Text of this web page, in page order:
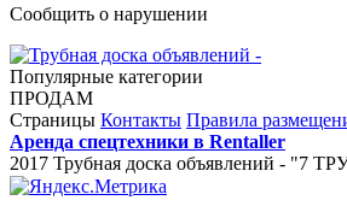
Сообщить о нарушении
Популярные категории
ПРОДАМ
Страницы Контакты Правила
Аренда спецтехники в Rentaller
2017 Трубная доска объявлений - "7